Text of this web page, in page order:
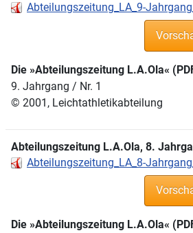
Abteilungszeitung_LA_9-
Die »Abteilungszeitung L.A.Ola«
9. Jahrgang / Nr. 1
© 2001, Leichtathletikabteilung
Abteilungszeitung L.A.Ola, 8.
Abteilungszeitung_LA_8-
Die »Abteilungszeitung L.A.Ola«